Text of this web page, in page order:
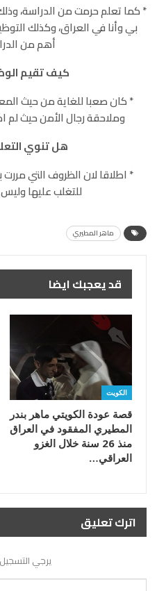
٭ كما تعلم حرمت من الدراسة،
بي وأنا في العراق، وكذلك
أهم من
كيف تقيم
٭ كان صعبا للغاية من حيث
وملاحقة رجال الأمن حيث لم
هل تنوي
٭ اطلاقا لان الظروف التي
للتغلب عليها
ماهر المطيري
قد يعجبك ايضا
الكويت
قصة عودة الكويتي ماهر بندر
المطيري المفقود في العراق
منذ 26 سنة خلال الغزو
العراقي…
اترك تعليق
يرجي